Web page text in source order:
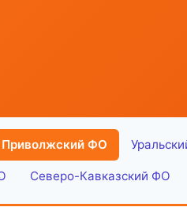
Приволжский ФО
Северо-Кавказский ФО